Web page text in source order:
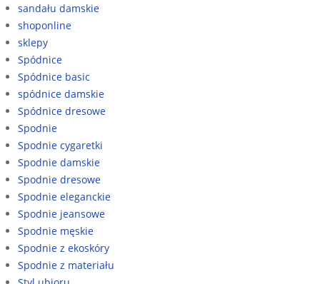
sandału damskie
shoponline
sklepy
Spódnice
Spódnice basic
spódnice damskie
Spódnice dresowe
Spodnie
Spodnie cygaretki
Spodnie damskie
Spodnie dresowe
Spodnie eleganckie
Spodnie jeansowe
Spodnie męskie
Spodnie z ekoskóry
Spodnie z materiału